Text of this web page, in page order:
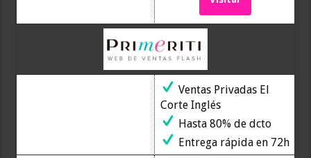
Ventas Privadas El
Corte Inglés
Hasta 80% de dcto
Entrega rápida en 72h